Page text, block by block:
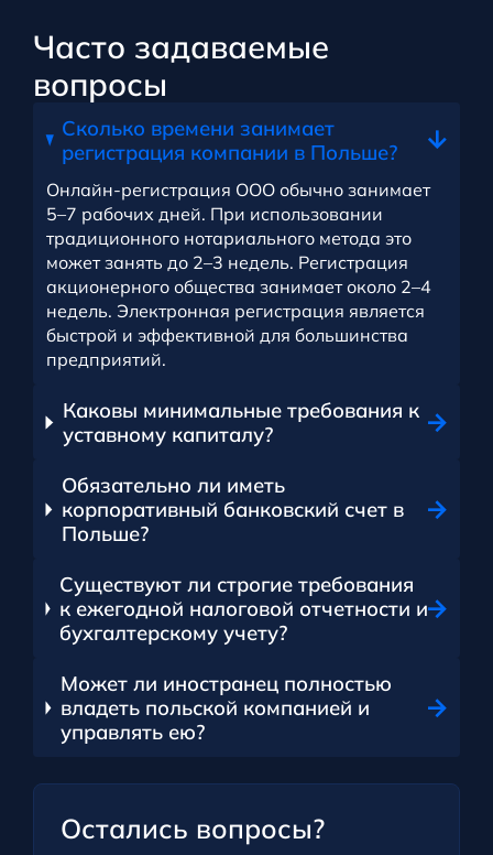
Часто задаваемые
вопросы
Сколько времени занимает
регистрация компании в Польше?
Онлайн-регистрация ООО обычно занимает
5–7 рабочих дней. При использовании
традиционного нотариального метода это
может занять до 2–3 недель. Регистрация
акционерного общества занимает около 2–4
недель. Электронная регистрация является
быстрой и эффективной для большинства
предприятий.
Каковы минимальные требования к
уставному капиталу?
Обязательно ли иметь
корпоративный банковский счет в
Польше?
Существуют ли строгие требования
к ежегодной налоговой отчетности и
бухгалтерскому учету?
Может ли иностранец полностью
владеть польской компанией и
управлять ею?
Остались вопросы?